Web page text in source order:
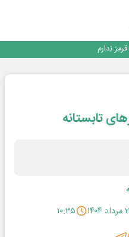
خرد به ۶۶ همت رسید
ندارم
سیاست‌ها تا اعتماد به خصوصی‌ها
خرد به ۶۶ همت رسید
تابستانه
۱۰:۳۵